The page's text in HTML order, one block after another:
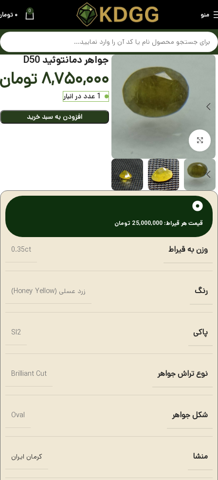
منو 0 ۰
بزرگنمایی تصویر
جواهر دمانتوئید D50
۸,۷۵۰,۰۰۰
1 عدد در انبار
افزودن به سبد خرید
قیمت هر قیراط: 25,000,000 تومان
وزن به قیراط 0.35ct
رنگ زرد عسلی (Honey Yellow)
پاکی SI2
نوع تراش جواهر Brilliant Cut
شکل جواهر Oval
منشا کرمان ایران